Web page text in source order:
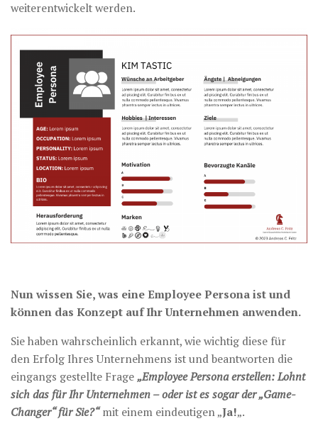
weiterentwickelt werden.
Nun wissen Sie, was eine Employee Persona ist und
können das Konzept auf Ihr Unternehmen anwenden.
Sie haben wahrscheinlich erkannt, wie wichtig diese für
den Erfolg Ihres Unternehmens ist und beantworten die
eingangs gestellte Frage„Employee Persona erstellen: Lohnt
sich das für Ihr Unternehmen – oder ist es sogar der „Game-
Changer“ für Sie?“mit einem eindeutigen „Ja!„.